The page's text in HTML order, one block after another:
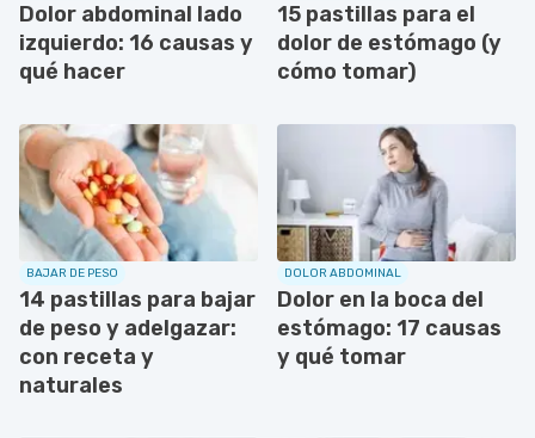
Dolor abdominal lado
izquierdo: 16 causas y
qué hacer
15 pastillas para el
dolor de estómago (y
cómo tomar)
BAJAR DE PESO
14 pastillas para bajar
de peso y adelgazar:
con receta y
naturales
DOLOR ABDOMINAL
Dolor en la boca del
estómago: 17 causas
y qué tomar